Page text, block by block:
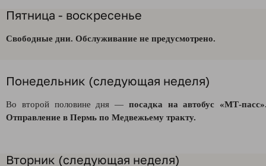
Пятница - воскресенье
Свободные дни. Обслуживание не предусмотрено.
Понедельник (следующая неделя)
Во второй половине дня — посадка на автобус «МТ-
Отправление в Пермь по Медвежьему тракту.
Вторник (следующая неделя)